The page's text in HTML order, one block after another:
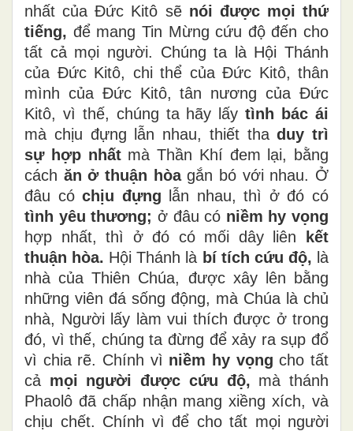
nhất của Đức Kitô sẽ nói được mọi thứ
tiếng, để mang Tin Mừng cứu độ đến cho
tất cả mọi người. Chúng ta là Hội Thánh
của Đức Kitô, chi thể của Đức Kitô, thân
mình của Đức Kitô, tân nương của Đức
Kitô, vì thế, chúng ta hãy lấytình bác ái
mà chịu đựng lẫn nhau, thiết thaduy trì
sự hợp nhấtmà Thần Khí đem lại, bằng
cách ăn ở thuận hòagắn bó với nhau. Ở
đâu cóchịu đựng lẫn nhau, thì ở đó có
tình yêu thương; ở đâu có niềm hy vọng
hợp nhất, thì ở đó có mối dây liên kết
thuận hòa. Hội Thánh là bí tích cứu độ, là
nhà của Thiên Chúa, được xây lên bằng
những viên đá sống động, mà Chúa là chủ
nhà, Người lấy làm vui thích được ở trong
đó, vì thế, chúng ta đừng để xảy ra sụp đổ
vì chia rẽ. Chính vì niềm hy vọng cho tất
cả mọi người được cứu độ, mà thánh
Phaolô đã chấp nhận mang xiềng xích, và
chịu chết. Chính vì để cho tất mọi người